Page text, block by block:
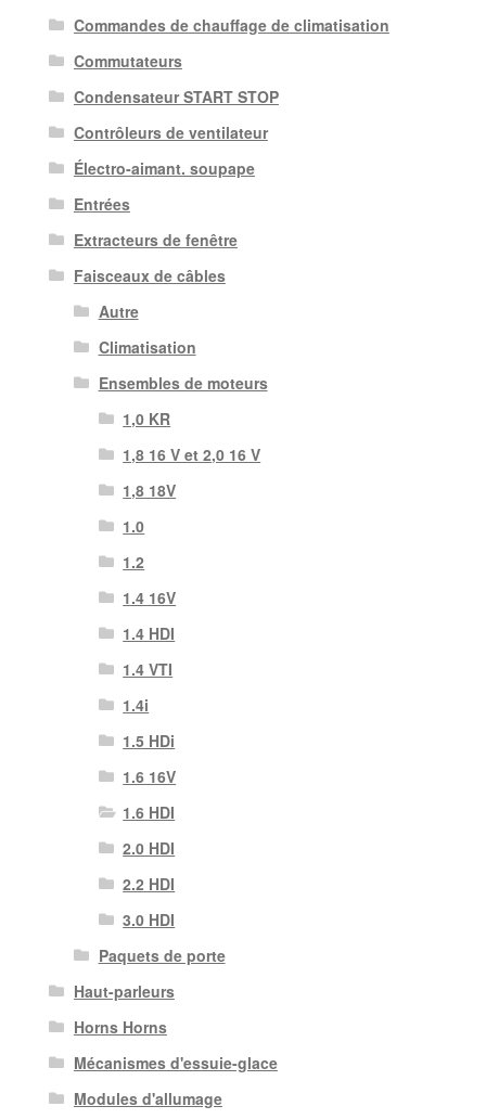
Commandes de chauffage de climatisation
Commutateurs
Condensateur START STOP
Contrôleurs de ventilateur
Électro-aimant. soupape
Entrées
Extracteurs de fenêtre
Faisceaux de câbles
Autre
Climatisation
Ensembles de moteurs
1,0 KR
1,8 16 V et 2,0 16 V
1,8 18V
1.0
1.2
1.4 16V
1.4 HDI
1.4 VTI
1.4i
1.5 HDi
1.6 16V
1.6 HDI
2.0 HDI
2.2 HDI
3.0 HDI
Paquets de porte
Haut-parleurs
Horns Horns
Mécanismes d'essuie-glace
Modules d'allumage